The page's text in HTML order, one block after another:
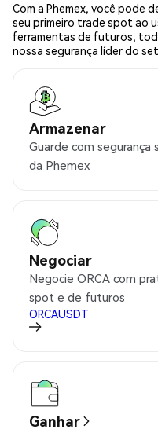
Com a Phemex, você pode
seu primeiro trade spot ao
ferramentas de futuros,
nossa segurança líder do
Armazenar
Guarde com segurança
da Phemex
Negociar
Negocie ORCA com
spot e de futuros
ORCAUSDT
Ganhar